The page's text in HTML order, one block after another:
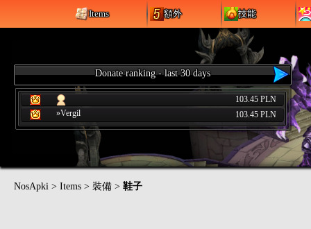
Items 額外 技能
Donate ranking - last 30 days
103.45 PLN
»Vergil
103.45 PLN
NosApki > Items > 裝備 > 鞋子